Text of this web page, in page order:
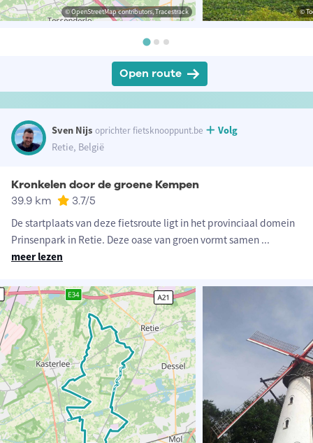
© OpenStreetMap contributors, Tracestrack ©
Open route
Sven Nijs oprichter fietsknooppunt.be
Volg
Retie, België
Kronkelen door de groene Kempen
39.9 km 3.7/5
De startplaats van deze fietsroute ligt in het provinciaal domein
Prinsenpark in Retie. Deze oase van groen vormt samen ...
meer lezen